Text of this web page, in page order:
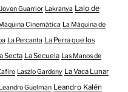
Guarrior Lakranya Lalo de
Cinemática La Máquina de
La Percanta La Perra que los
Secta La Secuela Las Manos de
Laszlo Gardony La Vaca Lunar
Leandro Guelman Leandro Kalén